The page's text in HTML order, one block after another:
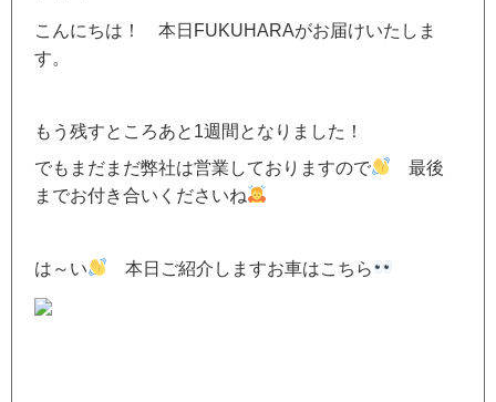
こんにちは！ 本日FUKUHARAがお届けいたしま
す。
もう残すところあと1週間となりました！
でもまだまだ弊社は営業しておりますので
最後
までお付き合いくださいね
は～い 本日ご紹介しますお車はこちら